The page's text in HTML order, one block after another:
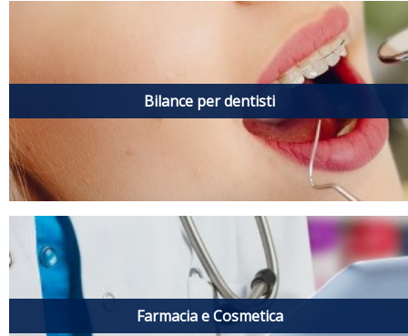
Bilance per dentisti
Farmacia e Cosmetica